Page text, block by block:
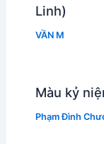
Linh)
VẦN M
Màu kỷ
Phạm Đình